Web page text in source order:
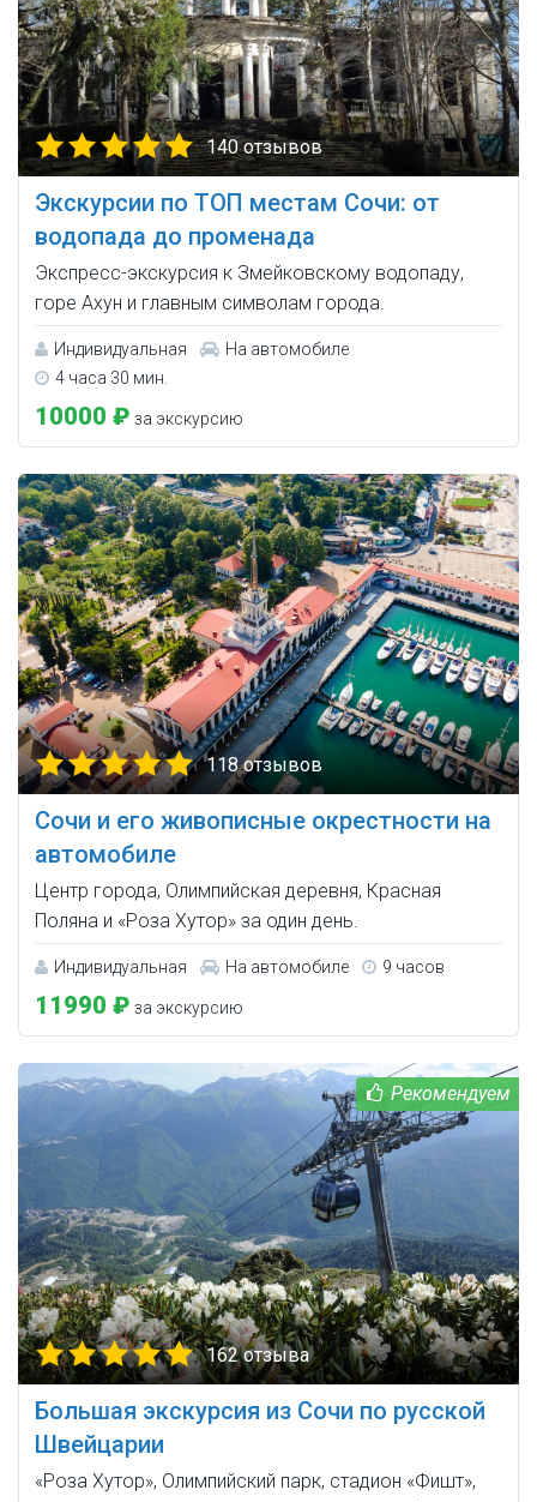
140 отзывов
Экскурсии по ТОП местам Сочи: от
водопада до променада
Экспресс-экскурсия к Змейковскому водопаду,
горе Ахун и главным символам города.
Индивидуальная
На автомобиле
4 часа 30 мин.
10000 ₽ за экскурсию
118 отзывов
Сочи и его живописные окрестности на
автомобиле
Центр города, Олимпийская деревня, Красная
Поляна и «Роза Хутор» за один день.
Индивидуальная На автомобиле 9 часов
11990 ₽ за экскурсию
162 отзыва
Большая экскурсия из Сочи по русской
Швейцарии
«Роза Хутор», Олимпийский парк, стадион «Фишт»,